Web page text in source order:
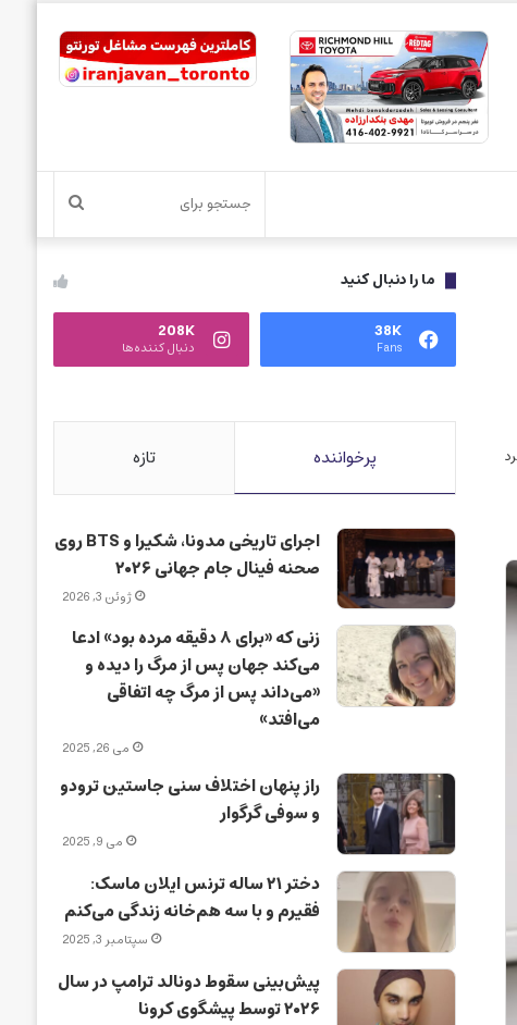
جستجو
برای ما را دنبال کنید
38K
Fans
208K
دنبال کننده‌ها
پرخواننده تازه
اجرای تاریخی مدونا، شکیرا و BTS روی
صحنه فینال جام جهانی ۲۰۲۶
ژوئن 3, 2026
زنی که «برای ۸ دقیقه مرده بود» ادعا
می‌کند جهان پس از مرگ را دیده و
«می‌داند پس از مرگ چه اتفاقی
می‌افتد»
می 26, 2025
راز پنهان اختلاف سنی جاستین ترودو
و سوفی گرگوار
می 9, 2025
دختر ۲۱ ساله ترنس ایلان ماسک:
فقیرم و با سه هم‌خانه زندگی می‌کنم
سپتامبر 3, 2025
پیش‌بینی سقوط دونالد ترامپ در سال
۲۰۲۶ توسط پیشگوی کرونا